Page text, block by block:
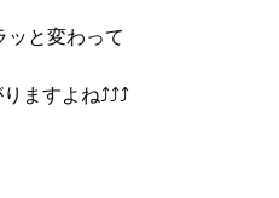
ッと変わって
ますよね⤴⤴⤴